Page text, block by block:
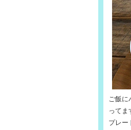
ご飯に
ってま
プレー